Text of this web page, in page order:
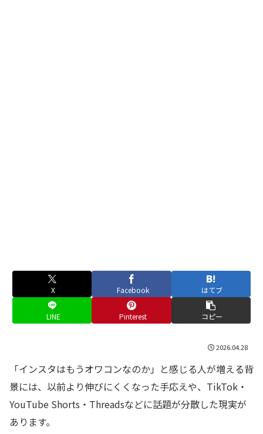
X Facebook はてブ
LINE Pinterest コピー
2026.04.28
「インスタはもうオワコンなのか」と感じる人が増える背
景には、以前より伸びにくくなった手応えや、TikTok・
YouTube Shorts・Threadsなどに話題が分散した現実が
あります。